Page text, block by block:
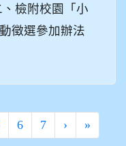
檢附校園「小
徵選參加辦法
6 7 › »